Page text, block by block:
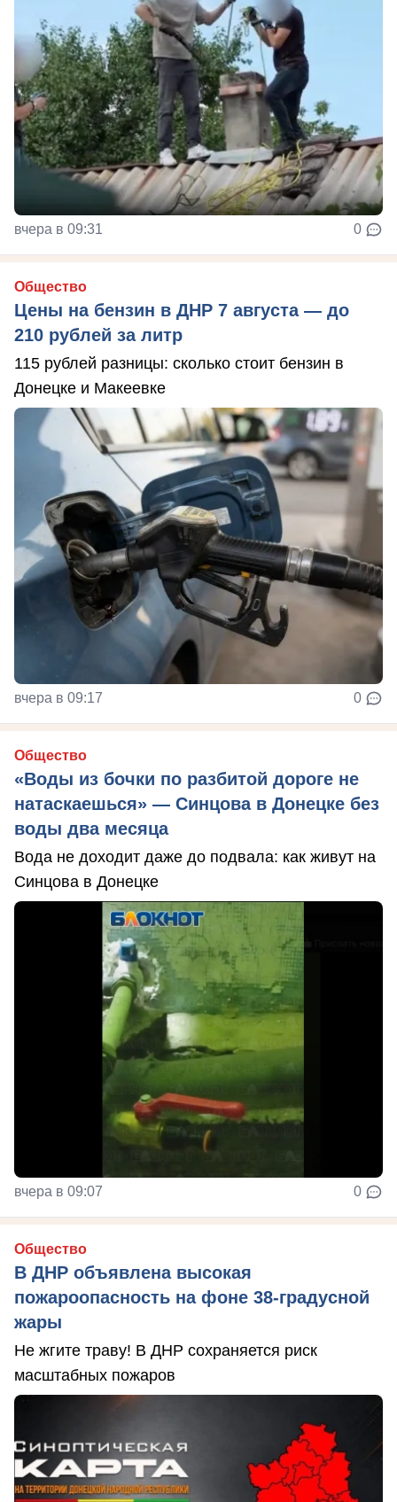
вчера в 09:31 0
Общество
Цены на бензин в ДНР 7 августа — до
210 рублей за литр
115 рублей разницы: сколько стоит бензин в
Донецке и Макеевке
вчера в 09:17 0
Общество
«Воды из бочки по разбитой дороге не
натаскаешься» — Синцова в Донецке без
воды два месяца
Вода не доходит даже до подвала: как живут на
Синцова в Донецке
вчера в 09:07 0
Общество
В ДНР объявлена высокая
пожароопасность на фоне 38-градусной
жары
Не жгите траву! В ДНР сохраняется риск
масштабных пожаров